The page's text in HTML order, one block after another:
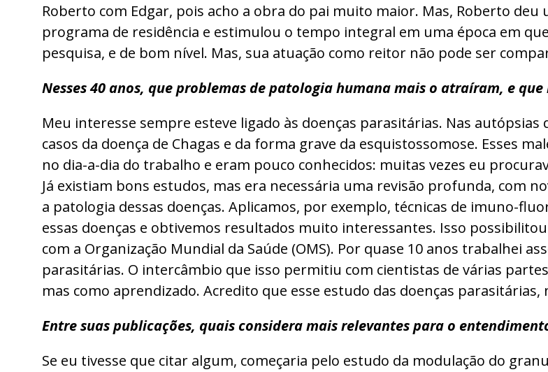
Roberto com Edgar, pois acho a obra do pai muito maior. Mas, Roberto
programa de residência e estimulou o tempo integral em uma época em
pesquisa, e de bom nível. Mas, sua atuação como reitor não pode ser
Nesses 40 anos, que problemas de patologia humana mais o atraíram, e
Meu interesse sempre esteve ligado às doenças parasitárias. Nas
casos da doença de Chagas e da forma grave da esquistossomose. Esses
no dia-a-dia do trabalho e eram pouco conhecidos: muitas vezes eu
Já existiam bons estudos, mas era necessária uma revisão profunda, com
a patologia dessas doenças. Aplicamos, por exemplo, técnicas de imuno-
essas doenças e obtivemos resultados muito interessantes. Isso
com a Organização Mundial da Saúde (OMS). Por quase 10 anos trabalhei
parasitárias. O intercâmbio que isso permitiu com cientistas de várias
mas como aprendizado. Acredito que esse estudo das doenças
Entre suas publicações, quais considera mais relevantes para o
Se eu tivesse que citar algum, começaria pelo estudo da modulação do